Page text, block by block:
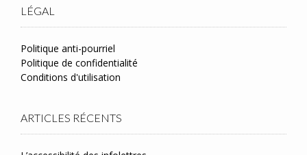
LÉGAL
Politique anti-pourriel
Politique de confidentialité
Conditions d'utilisation
ARTICLES RÉCENTS